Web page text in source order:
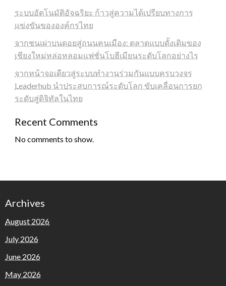
ระบบอัตโนมัติอัจฉริยะ ก้าวสู่ความได้เปรียบทางการ
แข่งขันขององค์กรไทย
จากชนเผ่าบนดอยสู่ถนนคนเมือง: ตลาดแบบดั้งเดิมของ
เชียงใหม่หล่อหลอมแฟชั่นโบฮีเมียนระดับโลกอย่างไร
จากหน้าจอเดียวสู่ระบบทำงานร่วมกันแบบครบวงจร
Leaderhub นำประสบการณ์ระดับโลก ขับเคลื่อนการยก
ระดับสู่ดิจิทัลในไทย
Recent Comments
No comments to show.
Archives
August 2026
July 2026
June 2026
May 2026